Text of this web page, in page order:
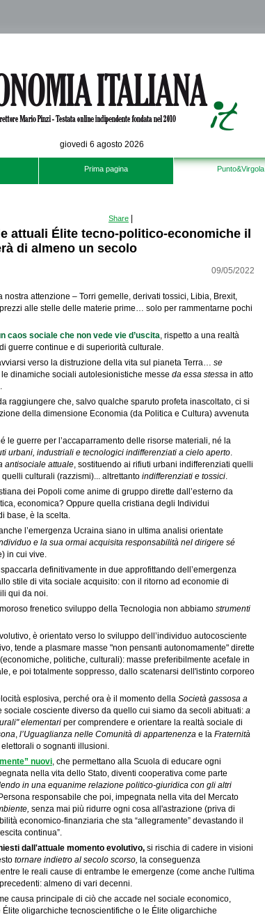
giovedi 6 agosto 2026
Prima pagina Punto&Virgola
Share
attuali Élite tecno-politico-economiche il
di almeno un secolo
09/05/2022
attenzione – Torri gemelle, derivati tossici, Libia, Brexit,
alle stelle delle materie prime… solo per rammentarne pochi
caos sociale che non vede vie d’uscita, rispetto a una realtà
guerre continue e di superiorità culturale.
verso la distruzione della vita sul pianeta Terra… se
dinamiche sociali autolesionistiche messe da essa stessa in atto
raggiungere che, salvo qualche sparuto profeta inascoltato, ci si
della dimensione Economia (da Politica e Cultura) avvenuta
le guerre per l’accaparramento delle risorse materiali, né la
urbani, industriali e tecnologici indifferenziati a cielo aperto.
antisociale attuale, sostituendo ai rifiuti urbani indifferenziati quelli
culturali (razzismi)... altrettanto indifferenziati e tossici.
dei Popoli come anime di gruppo dirette dall’esterno da
economica? Oppure quella cristiana degli Individui
base, è la scelta.
l’emergenza Ucraina siano in ultima analisi orientate
e la sua ormai acquisita responsabilità nel dirigere sé
in cui vive.
definitivamente in due approfittando dell’emergenza
stile di vita sociale acquisito: con il ritorno ad economie di
qui da noi.
frenetico sviluppo della Tecnologia non abbiamo strumenti
è orientato verso lo sviluppo dell’individuo autocosciente
tende a plasmare masse "non pensanti autonomamente" dirette
politiche, culturali): masse preferibilmente acefale in
e poi totalmente soppresso, dallo scatenarsi dell'istinto corporeo
esplosiva, perché ora è il momento della Società gassosa a
sociale cosciente diverso da quello cui siamo da secoli abituati: a
elementari per comprendere e orientare la realtà sociale di
, l’Uguaglianza nelle Comunità di appartenenza e la Fraternità
o sognanti illusioni.
nuovi, che permettano alla Scuola di educare ogni
nella vita dello Stato, diventi cooperativa come parte
in una equanime relazione politico-giuridica con gli altri
responsabile che poi, impegnata nella vita del Mercato
senza mai più ridurre ogni cosa all'astrazione (priva di
economico-finanziaria che sta “allegramente” devastando il
continua”.
dall'attuale momento evolutivo, si rischia di cadere in visioni
tornare indietro al secolo scorso, la conseguenza
le reali cause di entrambe le emergenze (come anche l'ultima
almeno di vari decenni.
causa principale di ciò che accade nel sociale economico,
oligarchiche tecnoscientifiche o le Élite oligarchiche